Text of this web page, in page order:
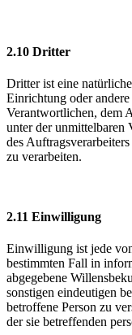
2.10 Dritter
Dritter ist eine
Einrichtung oder
Verantwortlichen, dem
unter der unmittelbaren
des
zu verarbeiten.
2.11 Einwilligung
Einwilligung ist jede
bestimmten Fall in
abgegebene
sonstigen eindeutigen
betroffene Person zu
der sie betreffenden